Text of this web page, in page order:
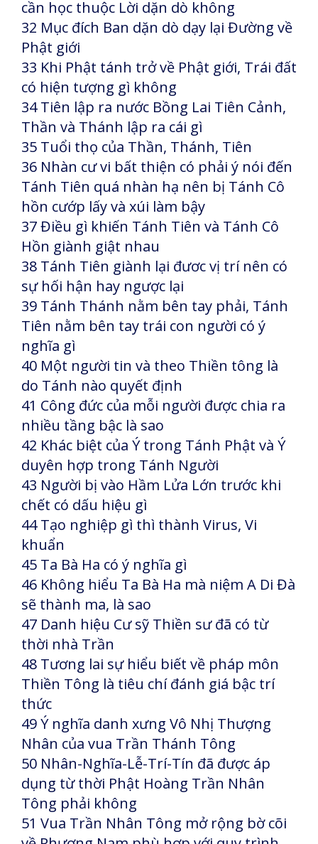
cần học thuộc Lời dặn dò không
32 Mục đích Ban dặn dò dạy lại Đường về
Phật giới
33 Khi Phật tánh trở về Phật giới, Trái đất
có hiện tượng gì không
34 Tiên lập ra nước Bồng Lai Tiên Cảnh,
Thần và Thánh lập ra cái gì
35 Tuổi thọ của Thần, Thánh, Tiên
36 Nhàn cư vi bất thiện có phải ý nói đến
Tánh Tiên quá nhàn hạ nên bị Tánh Cô
hồn cướp lấy và xúi làm bậy
37 Điều gì khiến Tánh Tiên và Tánh Cô
Hồn giành giật nhau
38 Tánh Tiên giành lại đươc vị trí nên có
sự hối hận hay ngược lại
39 Tánh Thánh nằm bên tay phải, Tánh
Tiên nằm bên tay trái con người có ý
nghĩa gì
40 Một người tin và theo Thiền tông là
do Tánh nào quyết định
41 Công đức của mỗi người được chia ra
nhiều tầng bậc là sao
42 Khác biệt của Ý trong Tánh Phật và Ý
duyên hợp trong Tánh Người
43 Người bị vào Hầm Lửa Lớn trước khi
chết có dấu hiệu gì
44 Tạo nghiệp gì thì thành Virus, Vi
khuẩn
45 Ta Bà Ha có ý nghĩa gì
46 Không hiểu Ta Bà Ha mà niệm A Di Đà
sẽ thành ma, là sao
47 Danh hiệu Cư sỹ Thiền sư đã có từ
thời nhà Trần
48 Tương lai sự hiểu biết về pháp môn
Thiền Tông là tiêu chí đánh giá bậc trí
thức
49 Ý nghĩa danh xưng Vô Nhị Thượng
Nhân của vua Trần Thánh Tông
50 Nhân-Nghĩa-Lễ-Trí-Tín đã được áp
dụng từ thời Phật Hoàng Trần Nhân
Tông phải không
51 Vua Trần Nhân Tông mở rộng bờ cõi